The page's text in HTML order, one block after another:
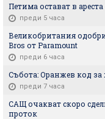
Петима остават в
преди 5 часа
Великобритания
Bros от Paramount
преди 6 часа
Събота: Оранжев код за
преди 7 часа
САЩ очакват скоро
проток